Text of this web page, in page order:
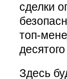
сделки
топ-
Здесь